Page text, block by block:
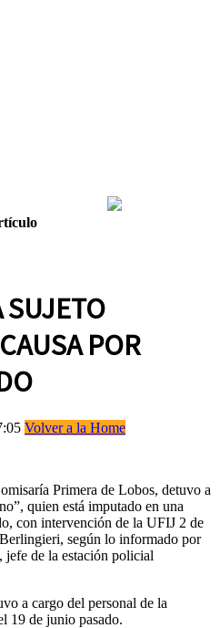
SUJETO
POR
Volver a la Home
Primera de Lobos, detuvo a
quien está imputado en una
con intervención de la UFIJ 2 de
según lo informado por
de la estación policial
a cargo del personal de la
19 de junio pasado.